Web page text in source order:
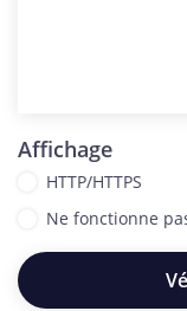
Affichage
HTTP/HTTPS
Ne fonctionne